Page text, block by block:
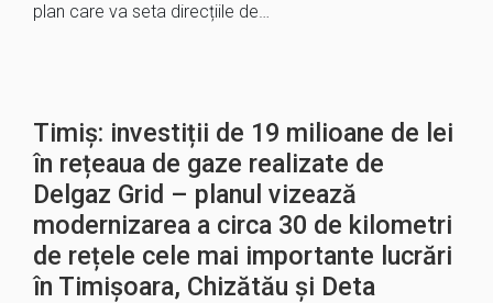
plan care va seta direcțiile de…
Timiș: investiții de 19 milioane de lei
în rețeaua de gaze realizate de
Delgaz Grid – planul vizează
modernizarea a circa 30 de kilometri
de rețele cele mai importante lucrări
în Timișoara, Chizătău și Deta